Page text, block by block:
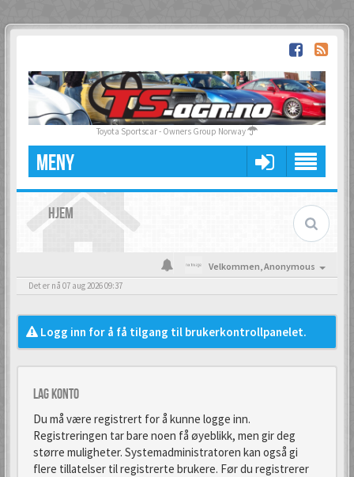
Toyota Sportscar - Owners Group Norway
MENY
HJEM
Velkommen,Anonymous
Det er nå 07 aug 2026 09:37
Logg inn for å få tilgang til brukerkontrollpanelet.
Lag konto
Du må være registrert for å kunne logge inn.
Registreringen tar bare noen få øyeblikk, men gir deg
større muligheter. Systemadministratoren kan også gi
flere tillatelser til registrerte brukere. Før du registrerer